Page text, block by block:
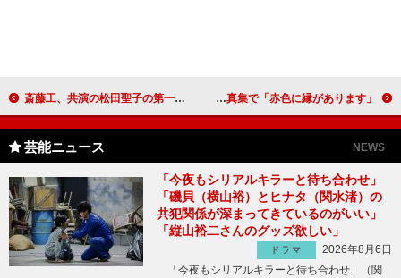
斎藤工、共演の松田聖子の第一声に感動 「鼓膜がとっても幸せな気持ちに」 ミスマガジン沢口愛華「目標は高畑充希さん」 赤い水着姿の写真集で「赤色に縁があります」
芸能ニュース NEWS
「今夜もシリアルキラーと待ち合わせ」
「磯貝（横山裕）とヒナタ（関水渚）の
共犯関係が深まってきているのがいい」
「縦山裕二さんのグッズ欲しい」
ドラマ
2026年8月6日
「今夜もシリアルキラーと待ち合わせ」（関